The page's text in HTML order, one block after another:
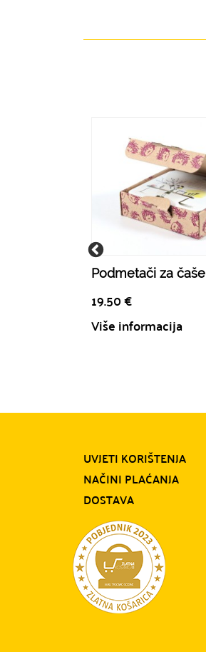
Podmetači za čaše
19.50€
Više informacija
UVJETI KORIŠTENJA
NAČINI PLAĆANJA
DOSTAVA